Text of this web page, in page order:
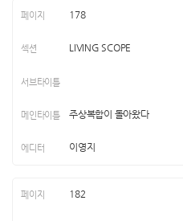
178
LIVING SCOPE
주상복합이 돌아왔다
이영지
182